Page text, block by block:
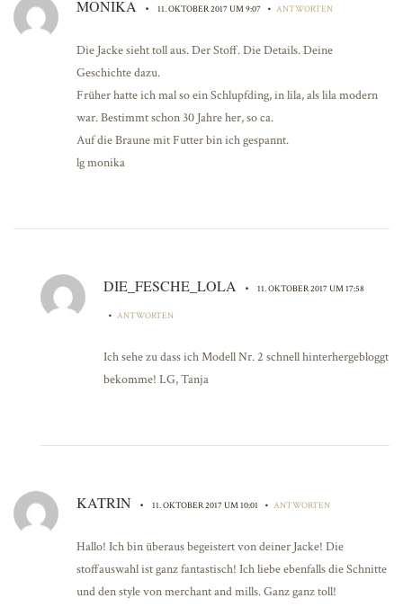
MONIKA • 11. OKTOBER 2017 UM 9:07 • ANTWORTEN
Die Jacke sieht toll aus. Der Stoff. Die Details. Deine
Geschichte dazu.
Früher hatte ich mal so ein Schlupfding, in lila, als lila modern
war. Bestimmt schon 30 Jahre her, so ca.
Auf die Braune mit Futter bin ich gespannt.
lg monika
DIE_FESCHE_LOLA • 11. OKTOBER 2017 UM 17:58
• ANTWORTEN
Ich sehe zu dass ich Modell Nr. 2 schnell hinterhergebloggt
bekomme! LG, Tanja
KATRIN • 11. OKTOBER 2017 UM 10:01 • ANTWORTEN
Hallo! Ich bin überaus begeistert von deiner Jacke! Die
stoffauswahl ist ganz fantastisch! Ich liebe ebenfalls die Schnitte
und den style von merchant and mills. Ganz ganz toll!